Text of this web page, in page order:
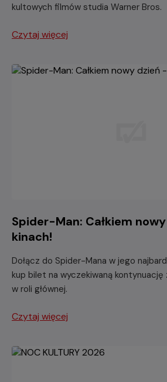
kultowych filmów studia Warner Bros.
Czytaj więcej
Spider-Man: Całkiem
kinach!
Dołącz do Spider-Mana w jego
kup bilet na wyczekiwaną kontynuację
w roli głównej.
Czytaj więcej